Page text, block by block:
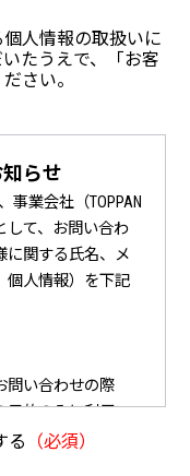
人情報の取扱いに
たうえで、「お客
さい。
らせ
事業会社（TOPPAN
して、お問い合わ
に関する氏名、メ
個人情報）を下記
問い合わせの際
目的のみに利用い
る （必須）